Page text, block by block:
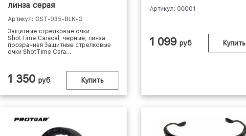
линза серая
Артикул: GST-035-BLK-G
Защитные стрелковые очки
ShotTime Caracal, чёрные, линза
прозрачная Защитные стрелковые
очки ShotTime Cara...
1 350 руб Купить
Артикул: 00001
1 099 руб Купить